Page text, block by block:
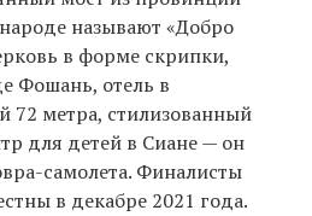
называют «Добро
в форме скрипки,
Фошань, отель в
72 метра, стилизованный
для детей в Сиане — он
самолета. Финалисты
в декабре 2021 года.